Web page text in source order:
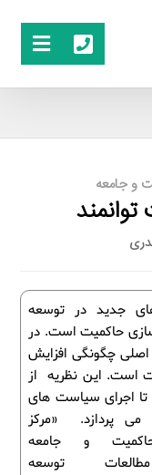
و جامعه
جدید در توسعه
حاکمیت است. در
اصلی چگونگی افزایش
است. این نظریه از
اجرای سیاست های
پردازد. «مرکز
حاکمیت و جامعه
توسعه